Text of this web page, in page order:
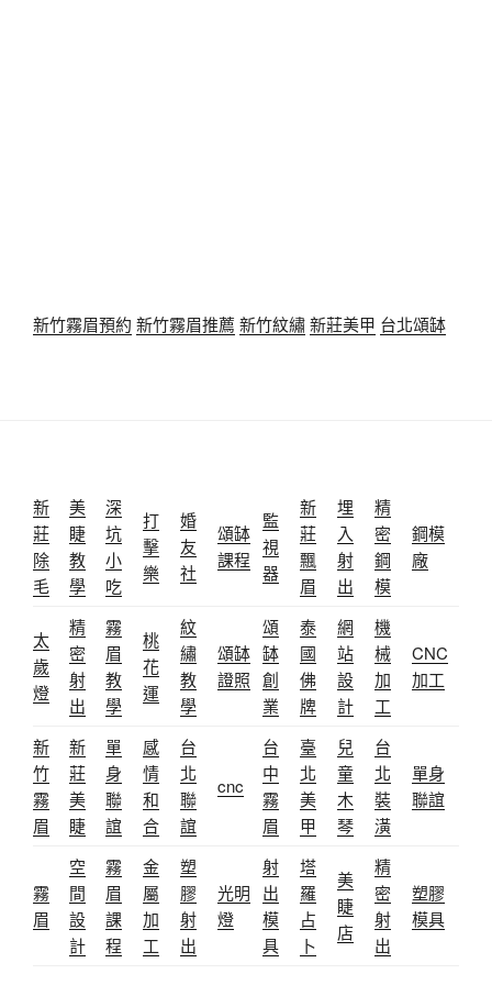
新竹霧眉預約 新竹霧眉推薦 新竹紋繡新莊美甲 台北頌缽
新
莊
除
毛
美
睫
教
學
深
坑
小
吃
打
擊
樂
婚
友
社
頌缽
課程
監
視
器
新
莊
飄
眉
埋
入
射
出
精
密
鋼
模
鋼模
廠
太
歲
燈
精
密
射
出
霧
眉
教
學
桃
花
運
紋
繡
教
學
頌缽
證照
頌
缽
創
業
泰
國
佛
牌
網
站
設
計
機
械
加
工
CNC
加工
新
竹
霧
眉
新
莊
美
睫
單
身
聯
誼
感
情
和
合
台
北
聯
誼
cnc
台
中
霧
眉
臺
北
美
甲
兒
童
木
琴
台
北
裝
潢
單身
聯誼
霧
眉
空
間
設
計
霧
眉
課
程
金
屬
加
工
塑
膠
射
出
光明
燈
射
出
模
具
塔
羅
占
卜
美
睫
店
精
密
射
出
塑膠
模具